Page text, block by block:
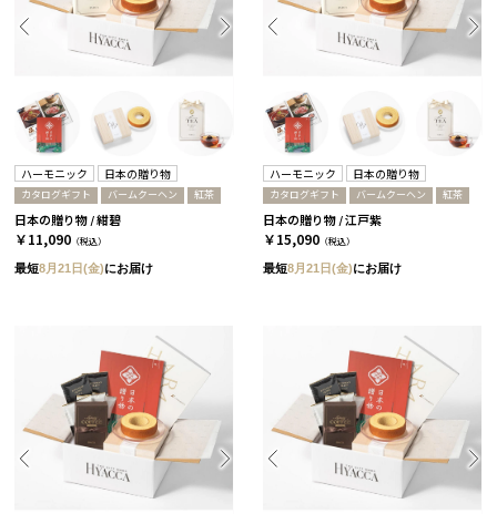
ハーモニック 日本の贈り物
カタログギフト バームクーヘン 紅茶
日本の贈り物 / 紺碧
￥11,090 （税込）
最短8月21日(金)にお届け
ハーモニック 日本の贈り物
カタログギフト バームクーヘン 紅茶
日本の贈り物 / 江戸紫
￥15,090 （税込）
最短8月21日(金)にお届け